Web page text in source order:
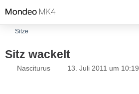
Sitze
Sitz wackelt
Nasciturus 13. Juli 2011 um 10:19